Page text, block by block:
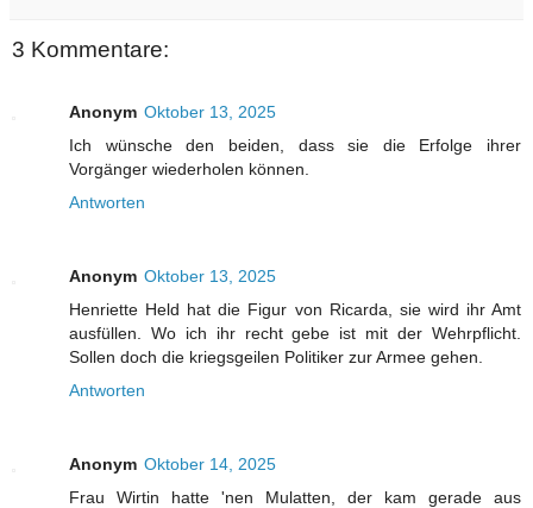
3 Kommentare:
Anonym Oktober 13, 2025
Ich wünsche den beiden, dass sie die Erfolge ihrer
Vorgänger wiederholen können.
Antworten
Anonym Oktober 13, 2025
Henriette Held hat die Figur von Ricarda, sie wird ihr Amt
ausfüllen. Wo ich ihr recht gebe ist mit der Wehrpflicht.
Sollen doch die kriegsgeilen Politiker zur Armee gehen.
Antworten
Anonym Oktober 14, 2025
Frau Wirtin hatte 'nen Mulatten, der kam gerade aus